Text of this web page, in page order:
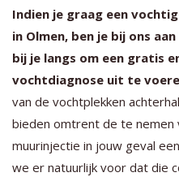
Indien je graag een
in Olmen, ben je bij ons
bij je langs om een gratis
vochtdiagnose uit te
van de vochtplekken
bieden omtrent de te nemen
muurinjectie in jouw geval
we er natuurlijk voor dat die